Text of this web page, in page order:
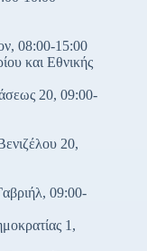
08:00-15:00
και Εθνικής
20, 09:00-
20,
09:00-
1,